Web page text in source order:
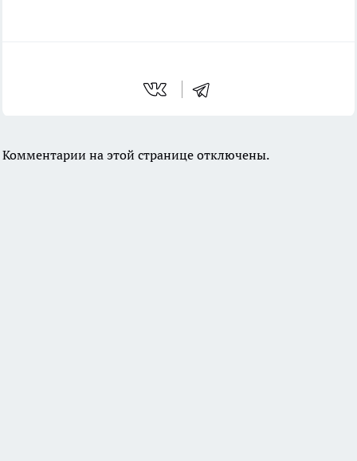
Комментарии на этой странице отключены.